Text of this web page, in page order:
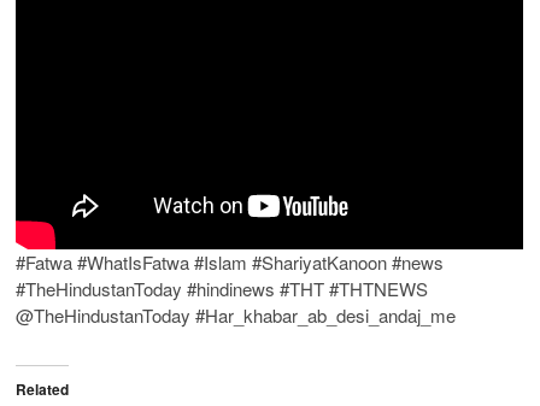
#Fatwa #WhatIsFatwa #Islam #ShariyatKanoon #news
#TheHindustanToday #hindinews #THT #THTNEWS
@TheHindustanToday #Har_khabar_ab_desi_andaj_me
Related